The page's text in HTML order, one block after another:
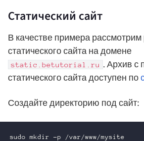
Статический сайт
В качестве примера
статического сайта на домене
static.betutorial.ru . Архив с
статического сайта доступен по
Создайте директорию под сайт:
sudo mkdir -p /var/www/mysite